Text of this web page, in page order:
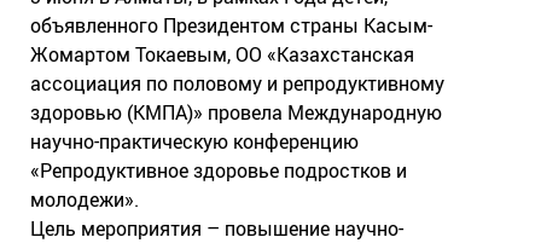
объявленного Президентом страны Касым-
Жомартом Токаевым, ОО «Казахстанская
ассоциация по половому и репродуктивному
здоровью (КМПА)» провела Международную
научно-практическую конференцию
«Репродуктивное здоровье подростков и
молодежи».
Цель мероприятия – повышение научно-